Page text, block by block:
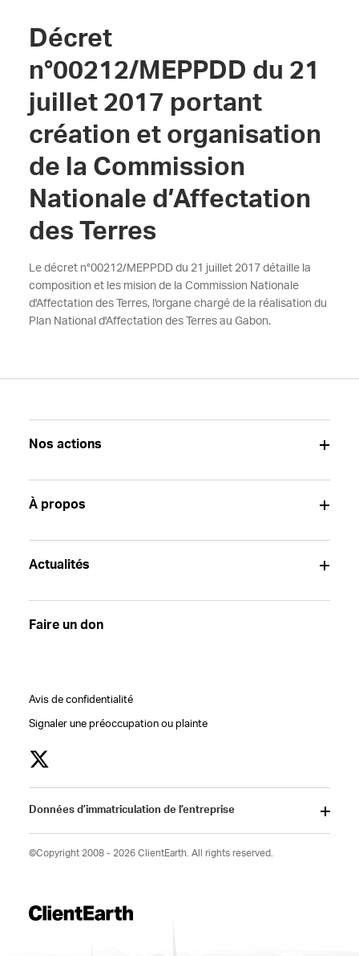
Décret
n°00212/MEPPDD du 21
juillet 2017 portant
création et organisation
de la Commission
Nationale d’Affectation
des Terres
Le décret n°00212/MEPPDD du 21 juillet 2017 détaille la
composition et les mision de la Commission Nationale
d'Affectation des Terres, l'organe chargé de la réalisation du
Plan National d'Affectation des Terres au Gabon.
Nos actions
À propos
Actualités
Faire un don
Avis de confidentialité
Signaler une préoccupation ou plainte
Données d’immatriculation de l’entreprise
©Copyright 2008 - 2026 ClientEarth. All rights reserved.